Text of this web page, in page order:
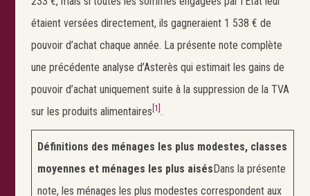
étaient versées directement, ils gagneraient 1 538 € de
pouvoir d’achat chaque année. La présente note complète
une précédente analyse d’Asterès qui estimait les gains de
pouvoir d’achat uniquement suite à la suppression de la TVA
sur les produits alimentaires [1] .
Définitions des ménages les plus modestes, classes
moyennes et ménages les plus aisés Dans la présente
note, les ménages les plus modestes correspondent aux